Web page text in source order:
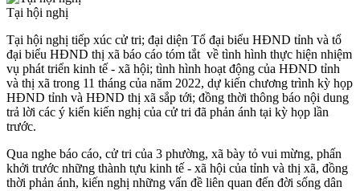
Tại hội nghị
Tại hội nghị tiếp xúc cử tri; đại diện Tổ đại biểu HĐND tỉnh và tổ
đại biểu HĐND thị xã báo cáo tóm tắt về tình hình thực hiện nhiệm
vụ phát triển kinh tế - xã hội; tình hình hoạt động của HĐND tỉnh
và thị xã trong 11 tháng của năm 2022, dự kiến chương trình kỳ họp
HĐND tỉnh và HĐND thị xã sắp tới; đồng thời thông báo nội dung
trả lời các ý kiến kiến nghị của cử tri đã phản ánh tại kỳ họp lần
trước.
Qua nghe báo cáo, cử tri của 3 phường, xã bày tỏ vui mừng, phấn
khởi trước những thành tựu kinh tế - xã hội của tỉnh và thị xã, đồng
thời phản ánh, kiến nghị những vấn đề liên quan đến đời sống dân